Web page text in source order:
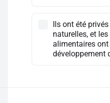
Ils ont été
naturelles, et
alimentaires
développement